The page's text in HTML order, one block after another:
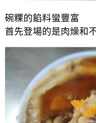
碗粿的餡料蠻豐富
首先登場的是肉燥和